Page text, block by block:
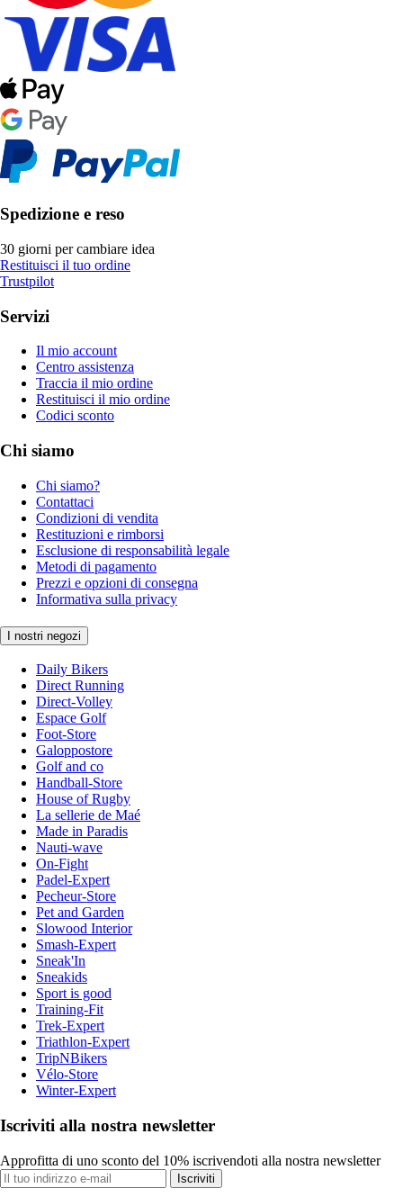
Spedizione e reso
30 giorni per cambiare idea
Restituisci il tuo ordine
Trustpilot
Servizi
Il mio account
Centro assistenza
Traccia il mio ordine
Restituisci il mio ordine
Codici sconto
Chi siamo
Chi siamo?
Contattaci
Condizioni di vendita
Restituzioni e rimborsi
Esclusione di responsabilità legale
Metodi di pagamento
Prezzi e opzioni di consegna
Informativa sulla privacy
I nostri negozi
Daily Bikers
Direct Running
Direct-Volley
Espace Golf
Foot-Store
Galoppostore
Golf and co
Handball-Store
House of Rugby
La sellerie de Maé
Made in Paradis
Nauti-wave
On-Fight
Padel-Expert
Pecheur-Store
Pet and Garden
Slowood Interior
Smash-Expert
Sneak'In
Sneakids
Sport is good
Training-Fit
Trek-Expert
Triathlon-Expert
TripNBikers
Vélo-Store
Winter-Expert
Iscriviti alla nostra newsletter
Approfitta di uno sconto del 10% iscrivendoti alla nostra newsletter
Iscriviti